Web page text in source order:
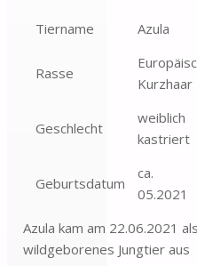
Tiername Azula
Rasse
Kurzhaar
Geschlecht
weiblich
kastriert
Geburtsdatum
ca.
05.2021
Azula kam am 22.06.2021 als
wildgeborenes Jungtier aus